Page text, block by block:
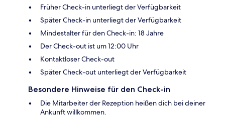
Früher Check-in unterliegt der Verfügbarkeit
Später Check-in unterliegt der Verfügbarkeit
Mindestalter für den Check-in: 18 Jahre
Der Check-out ist um 12:00 Uhr
Kontaktloser Check-out
Später Check-out unterliegt der Verfügbarkeit
Besondere Hinweise für den Check-in
Die Mitarbeiter der Rezeption heißen dich bei deiner
Ankunft willkommen.